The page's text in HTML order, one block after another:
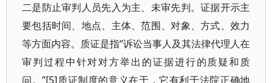
二是防止审判人员先入为主、未审先判。证据开示主
要包括时间、地点、主体、范围、对象、方式、效力
等方面内容。质证是指“诉讼当事人及其法律代理人在
审判过程中针对对方举出的证据进行的质疑和质
问。”[5]质证制度的意义在于，它有利于法院正确地